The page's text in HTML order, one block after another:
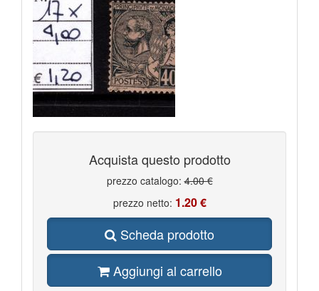
Acquista questo prodotto
prezzo catalogo:4.00 €
prezzo netto: 1.20 €
Scheda prodotto
Aggiungi al carrello